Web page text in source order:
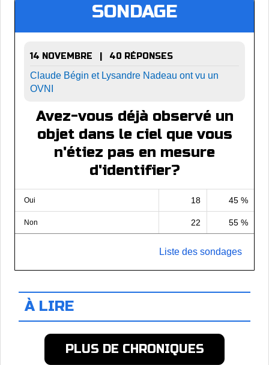
SONDAGE
14 NOVEMBRE | 40 RÉPONSES
Claude Bégin et Lysandre Nadeau ont vu un
OVNI
Avez-vous déjà observé un
objet dans le ciel que vous
n'étiez pas en mesure
d'identifier?
Oui 18 45 %
Non 22 55 %
Liste des sondages
À LIRE
PLUS DE CHRONIQUES